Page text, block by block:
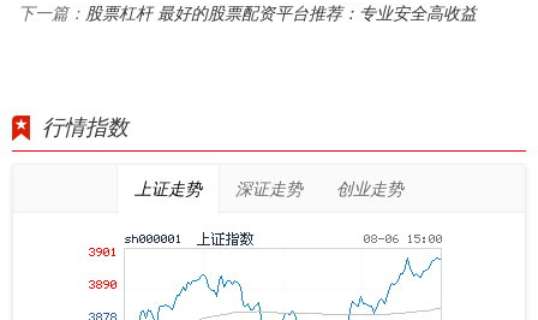
下一篇： 股票杠杆 最好的股票配资平台推荐：专业安全高收益
行情指数
上证走势 深证走势 创业走势